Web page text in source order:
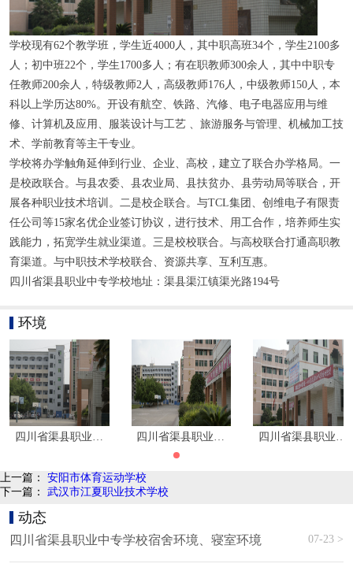
学校现有62个教学班，学生近4000人，其中职高班34个，学生2100多
人；初中班22个，学生1700多人；有在职教师300余人，其中中职专
任教师200余人，特级教师2人，高级教师176人，中级教师150人，本
科以上学历达80%。开设有航空、铁路、汽修、电子电器应用与维
修、计算机及应用、服装设计与工艺 、旅游服务与管理、机械加工技
术、学前教育等主干专业。
学校将办学触角延伸到行业、企业、高校，建立了联合办学格局。一
是校政联合。与县农委、县农业局、县扶贫办、县劳动局等联合，开
展各种职业技术培训。二是校企联合。与TCL集团、创维电子有限责
任公司等15家名优企业签订协议，进行技术、用工合作，培养师生实
践能力，拓宽学生就业渠道。三是校校联合。与高校联合打通高职教
育渠道。与中职技术学校联合、资源共享、互利互惠。
四川省渠县职业中专学校地址：渠县渠江镇渠光路194号
环境
四川省渠县职业中专学校环境图片|学校寝室环境四川省渠县职业中专学校环境图片|学校寝室
四川省渠县职业中
上一篇： 安阳市体育运动学校
下一篇： 武汉市江夏职业技术学校
动态
四川省渠县职业中专学校宿舍环境、寝室环境 07-23 >